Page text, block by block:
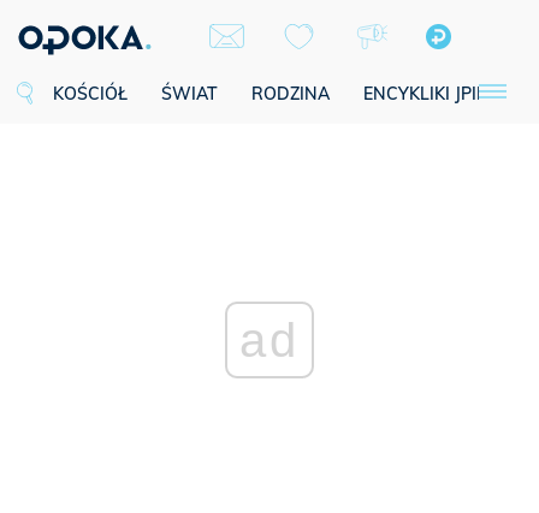
KOŚCIÓŁ ŚWIAT RODZINA ENCYKLIKI JPII
ad